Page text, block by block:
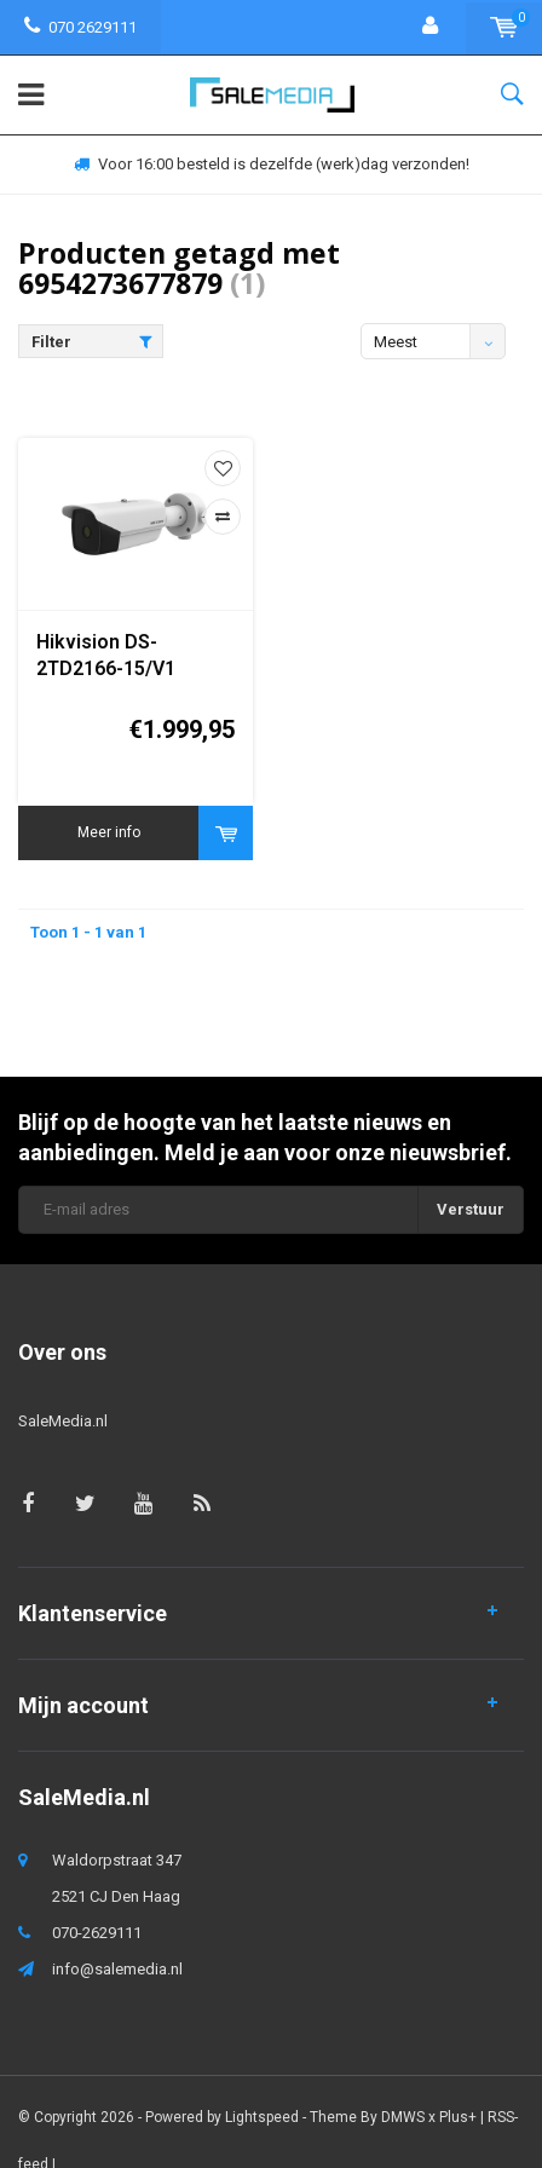
070 2629111
0
Voor 16:00 besteld is dezelfde (werk)dag verzonden!
Producten getagd met
6954273677879 (1)
Filter
Meest
Hikvision DS-
2TD2166-15/V1
Optische Bi-spectrum
€1.999,95
Meer info
Toon 1 - 1 van 1
Blijf op de hoogte van het laatste nieuws en
aanbiedingen. Meld je aan voor onze nieuwsbrief.
Verstuur
Over ons
SaleMedia.nl
Klantenservice
Mijn account
SaleMedia.nl
Waldorpstraat 347
2521 CJ Den Haag
070-2629111
info@salemedia.nl
© Copyright 2026 - Powered by Lightspeed - Theme By DMWS x Plus+ | RSS-
feed |